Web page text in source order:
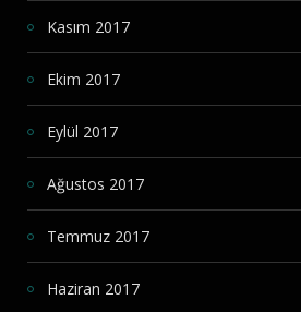
Kasım 2017
Ekim 2017
Eylül 2017
Ağustos 2017
Temmuz 2017
Haziran 2017